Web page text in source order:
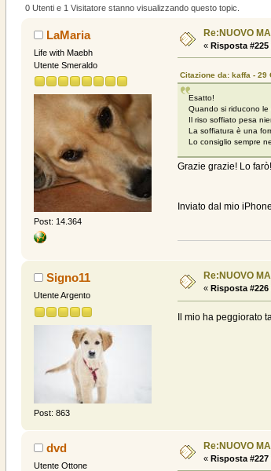
0 Utenti e 1 Visitatore stanno visualizzando questo topic.
LaMaria
Life with Maebh
Utente Smeraldo
Post: 14.364
Re:NUOVO
« Risposta #225
Citazione da: kaffa - 29
Esatto!
Quando si riducono
Il riso soffiato pesa
La soffiatura è una
Lo consiglio sempre
Grazie grazie! Lo farò!
Inviato dal mio
Signo11
Utente Argento
Post: 863
Re:NUOVO
« Risposta #226
Il mio ha peggiorato
dvd
Utente Ottone
Re:NUOVO
« Risposta #227